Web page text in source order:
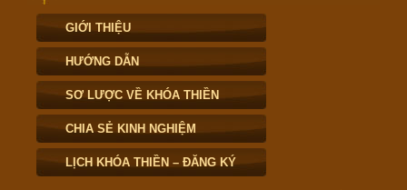
GIỚI THIỆU
HƯỚNG DẪN
SƠ LƯỢC VỀ KHÓA THIỀN
CHIA SẺ KINH NGHIỆM
LỊCH KHÓA THIỀN – ĐĂNG KÝ